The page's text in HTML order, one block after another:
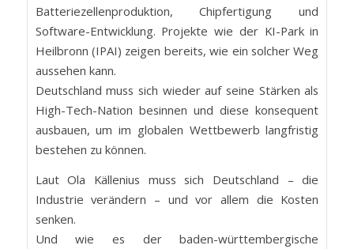
Batteriezellenproduktion, Chipfertigung und
Software-Entwicklung. Projekte wie der KI-Park in
Heilbronn (IPAI) zeigen bereits, wie ein solcher Weg
aussehen kann.
Deutschland muss sich wieder auf seine Stärken als
High-Tech-Nation besinnen und diese konsequent
ausbauen, um im globalen Wettbewerb langfristig
bestehen zu können.
Laut Ola Källenius muss sich Deutschland – die
Industrie verändern – und vor allem die Kosten
senken.
Und wie es der baden-württembergische